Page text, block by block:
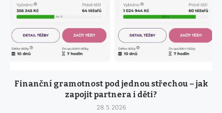
Finanční gramotnost pod jednou střechou – jak
zapojit partnera i děti?
28. 5. 2026